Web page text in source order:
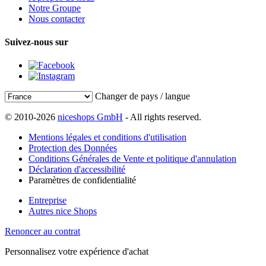
Notre Groupe
Nous contacter
Suivez-nous sur
Changer de pays / langue
© 2010-2026 niceshops GmbH - All rights reserved.
Mentions légales et conditions d'utilisation
Protection des Données
Conditions Générales de Vente et politique d'annulation
Déclaration d'accessibilité
Paramètres de confidentialité
Entreprise
Autres nice Shops
Renoncer au contrat
Personnalisez votre expérience d'achat